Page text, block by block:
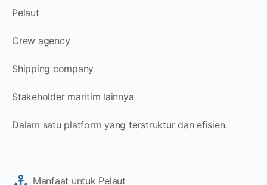
Pelaut
Crew agency
Shipping company
Stakeholder maritim lainnya
Dalam satu platform yang terstruktur dan efisien.
Manfaat untuk Pelaut